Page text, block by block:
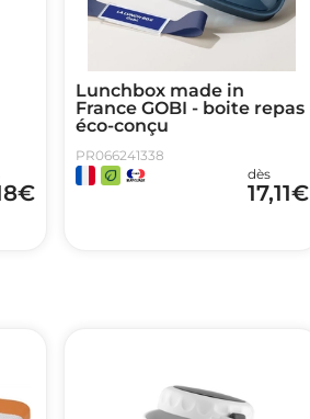
€
Lunchbox made in
France GOBI - boite repas
éco-conçu
PR066241338
dès
17,11€